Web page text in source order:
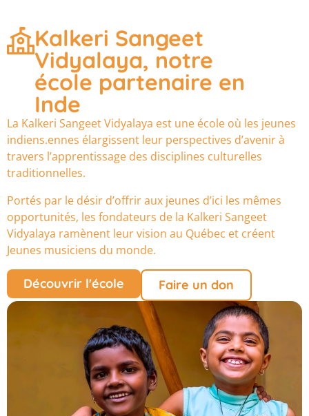
Kalkeri Sangeet
Vidyalaya, notre
école partenaire en
Inde
La Kalkeri Sangeet Vidyalaya est une école où les jeunes
indiens.ennes élargissent leur perspectives d’avenir à
travers l’apprentissage des disciplines culturelles
traditionnelles.
Portés par le désir d’offrir aux jeunes d’ici les mêmes
opportunités, les fondateurs de la Kalkeri Sangeet
Vidyalaya ramènent leur vision au Québec et créent
Jeunes musiciens du monde.
Découvrir l'école Faire un don